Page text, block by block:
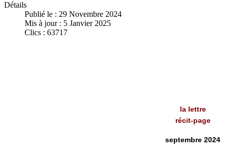
Détails
Publié le : 29 Novembre 2024
Mis à jour : 5 Janvier 2025
Clics : 63717
la lettre
récit-page
septembre 2024